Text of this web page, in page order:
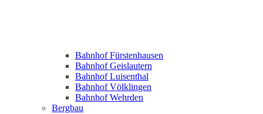
Bahnhof Fürstenhausen
Bahnhof Geislautern
Bahnhof Luisenthal
Bahnhof Völklingen
Bahnhof Wehrden
Bergbau